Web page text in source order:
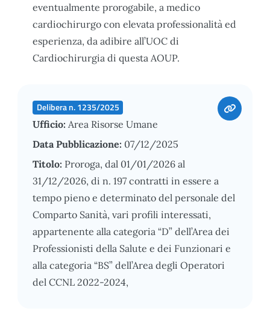
eventualmente prorogabile, a medico
cardiochirurgo con elevata professionalità ed
esperienza, da adibire all’UOC di
Cardiochirurgia di questa AOUP.
Delibera n. 1235/2025
Ufficio: Area Risorse Umane
Data Pubblicazione: 07/12/2025
Titolo: Proroga, dal 01/01/2026 al
31/12/2026, di n. 197 contratti in essere a
tempo pieno e determinato del personale del
Comparto Sanità, vari profili interessati,
appartenente alla categoria “D” dell’Area dei
Professionisti della Salute e dei Funzionari e
alla categoria “BS” dell’Area degli Operatori
del CCNL 2022-2024,